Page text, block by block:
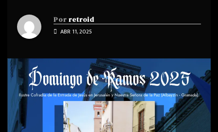
Por retroid
ABR 11, 2025